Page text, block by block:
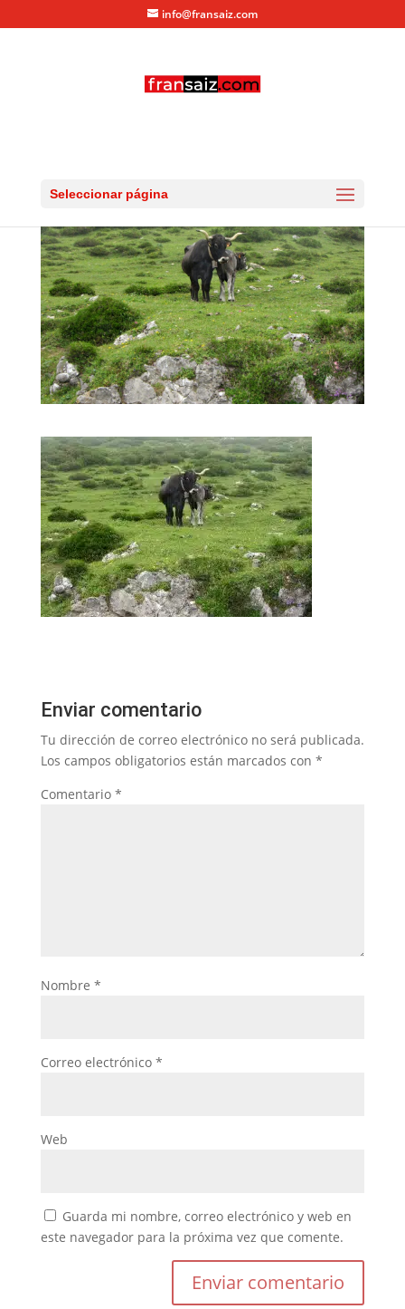
info@fransaiz.com
Seleccionar página
Enviar comentario
Tu dirección de correo electrónico no será publicada.
Los campos obligatorios están marcados con *
Comentario *
Nombre *
Correo electrónico *
Web
Guarda mi nombre, correo electrónico y web en
este navegador para la próxima vez que comente.